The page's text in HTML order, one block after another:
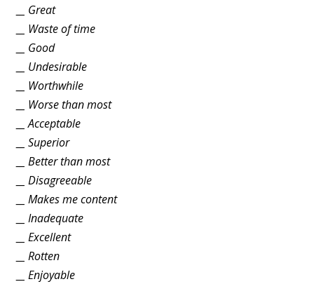
__ Great
__ Was­te of time
__ Good
__ Unde­si­ra­ble
__ Wort­hwhile
__ Worse than most
__ Acceptable
__ Superior
__ Bet­ter than most
__ Disagreeable
__ Makes me content
__ Inadequate
__ Excellent
__ Rotten
__ Enjoyable